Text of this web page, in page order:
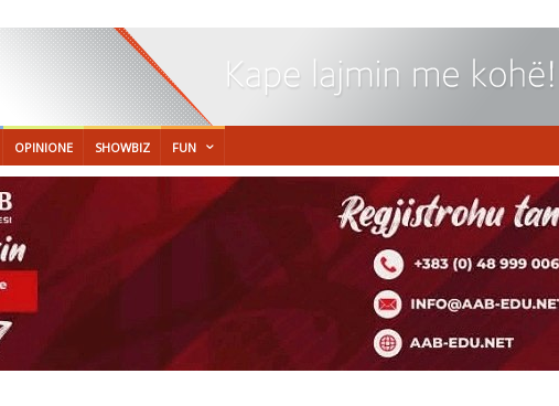
OPINIONE SHOWBIZ FUN